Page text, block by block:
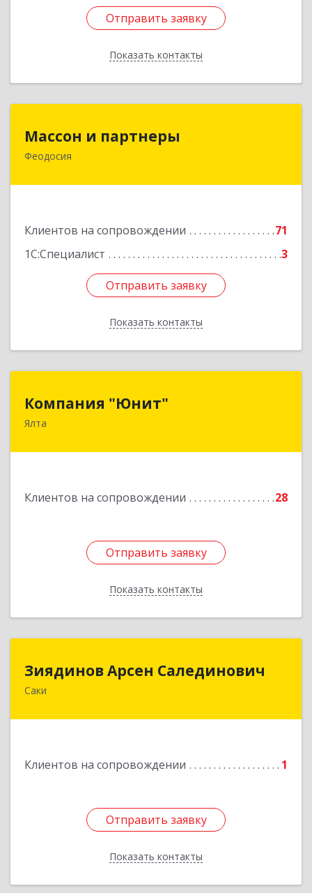
Отправить заявку
Показать контакты
Отправить заявку
Назад
Массон и партнеры
Феодосия
Клиентов на сопровождении
71
1С:Специалист
3
Отправить заявку
Показать контакты
298112, Крым Респ, Феодосия г, Крымская ул,
Отправить заявку
Назад
Компания "Юнит"
Ялта
Клиентов на сопровождении 28
Отправить заявку
Показать контакты
298600, Крым Респ, Ялта г, Васильева ул, дом №
Отправить заявку
Назад
Зиядинов Арсен Салединович
Саки
Клиентов на сопровождении 1
Отправить заявку
Показать контакты
Отправить заявку
Назад